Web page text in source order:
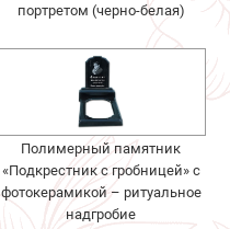
портретом (черно-белая)
Полимерный памятник
«Подкрестник с гробницей» с
фотокерамикой – ритуальное
надгробие